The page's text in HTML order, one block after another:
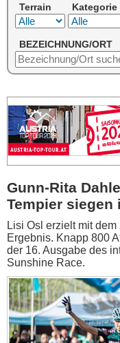
Terrain Kategorie
BEZEICHNUNG/ORT
Gunn-Rita
Tempier siegen
Lisi Osl erzielt mit
Ergebnis. Knapp 800
der 16. Ausgabe des
Sunshine Race.